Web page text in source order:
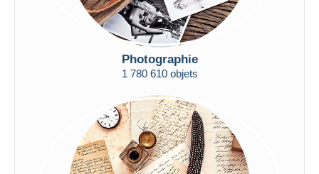
Photographie
1 780 610 objets